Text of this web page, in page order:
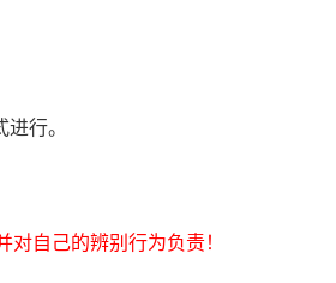
行。
自己的辨别行为负责！